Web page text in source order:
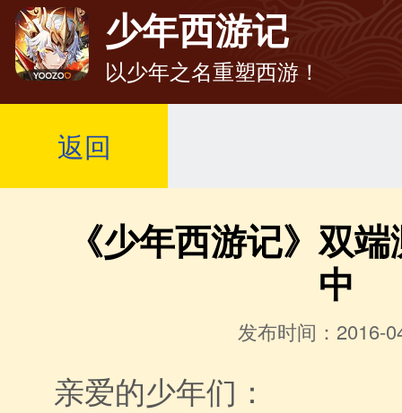
少年西游记
以少年之名重塑西游！
返回
《少年西游记》双
中
发布时间：2016-
亲爱的少年们：